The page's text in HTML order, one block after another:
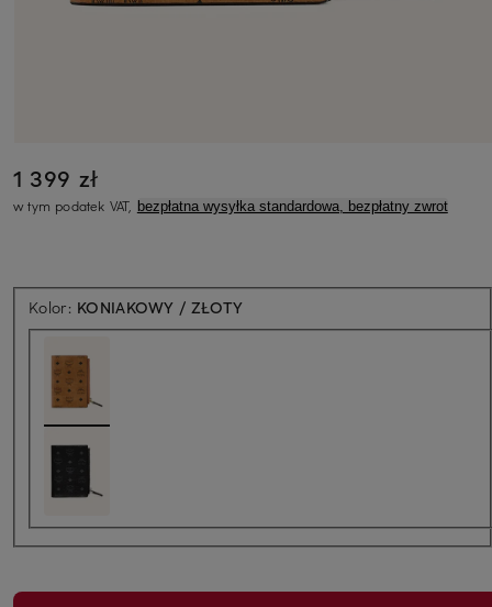
1 399 zł
w tym podatek VAT, bezpłatna wysyłka standardowa, bezpłatny zwrot
Kolor: KONIAKOWY / ZŁOTY